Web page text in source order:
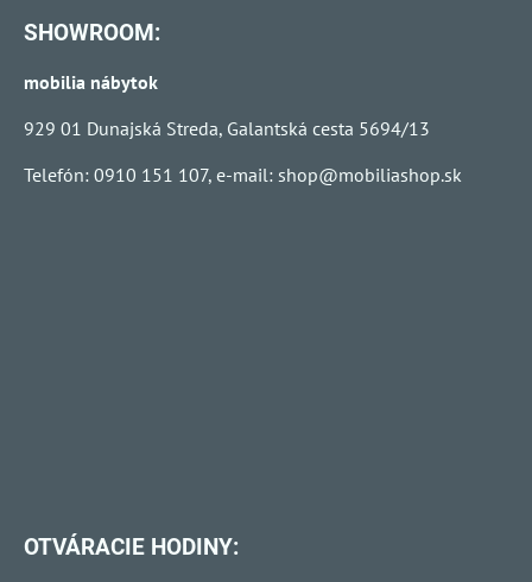
SHOWROOM:
mobilia nábytok
929 01 Dunajská Streda, Galantská cesta 5694/13
Telefón: 0910 151 107, e-mail: shop@mobiliashop.sk
OTVÁRACIE HODINY: